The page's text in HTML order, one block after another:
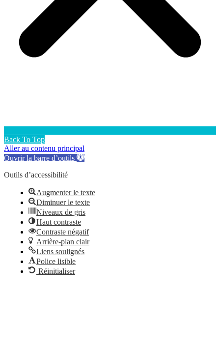
Back To Top
Aller au contenu principal
Ouvrir la barre d’outils
Outils d’accessibilité
Augmenter le texte
Diminuer le texte
Niveaux de gris
Haut contraste
Contraste négatif
Arrière-plan clair
Liens soulignés
Police lisible
Réinitialiser